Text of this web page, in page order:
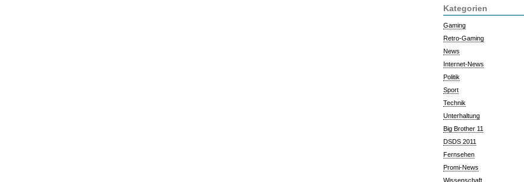
Kategorien
Gaming
Retro-Gaming
News
Internet-News
Politik
Sport
Technik
Unterhaltung
Big Brother 11
DSDS 2011
Fernsehen
Promi-News
Wissenschaft